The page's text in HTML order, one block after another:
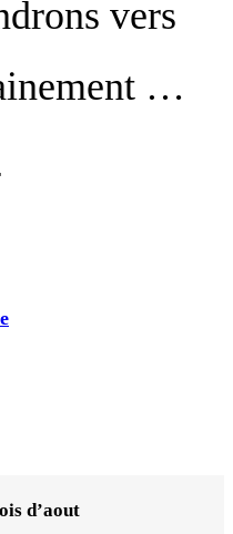
vers
…
d’aout